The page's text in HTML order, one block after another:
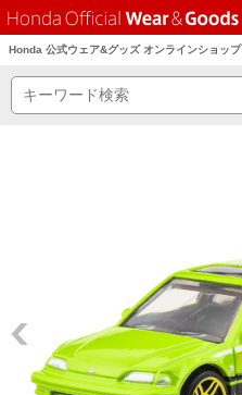
Honda 公式ウェア&グッズ オンラインショップ